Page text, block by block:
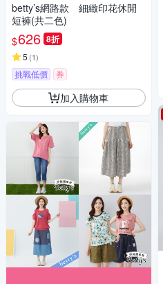
betty’s網路款 細緻印花休閒
短褲(共二色)
$626 8折
5 (1)
挑戰低價 券
加入購物車